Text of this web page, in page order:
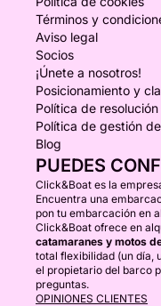
Términos y
Aviso legal
Socios
¡Únete a nosotros!
Posicionamiento y
Política de
Política de gestión
Blog
PUEDES
Click&Boat es la
Encuentra una
pon tu embarcación en
Click&Boat ofrece en
catamaranes y motos
total flexibilidad (un día,
el propietario del barco
preguntas.
OPINIONES CLIENTES